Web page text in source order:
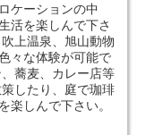
ケーションの中
活を楽しんで下さ
上温泉、旭山動物
々な体験が可能で
蕎麦、カレー店等
したり、庭で珈琲
楽しんで下さい。